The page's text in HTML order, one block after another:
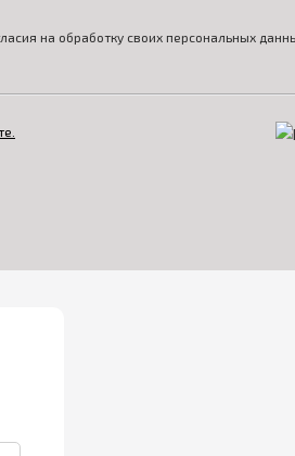
на обработку своих персональных